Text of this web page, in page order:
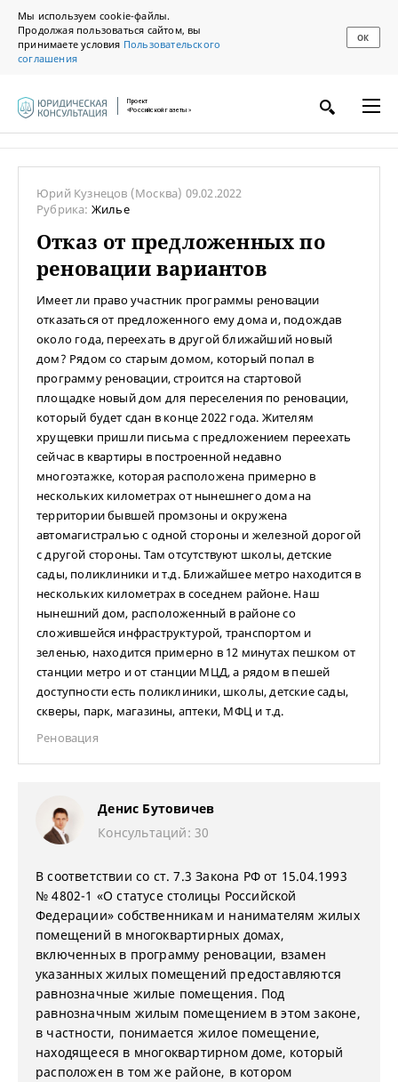
Мы используем cookie-файлы.
Продолжая пользоваться сайтом, вы
принимаете условия Пользовательского
соглашения
ОК
Проект
«Российской газеты»
Юрий Кузнецов (Москва) 09.02.2022
Рубрика: Жилье
Отказ от предложенных по
реновации вариантов
Имеет ли право участник программы реновации
отказаться от предложенного ему дома и, подождав
около года, переехать в другой ближайший новый
дом? Рядом со старым домом, который попал в
программу реновации, строится на стартовой
площадке новый дом для переселения по реновации,
который будет сдан в конце 2022 года. Жителям
хрущевки пришли письма с предложением переехать
сейчас в квартиры в построенной недавно
многоэтажке, которая расположена примерно в
нескольких километрах от нынешнего дома на
территории бывшей промзоны и окружена
автомагистралью с одной стороны и железной дорогой
с другой стороны. Там отсутствуют школы, детские
сады, поликлиники и т.д. Ближайшее метро находится в
нескольких километрах в соседнем районе. Наш
нынешний дом, расположенный в районе со
сложившейся инфраструктурой, транспортом и
зеленью, находится примерно в 12 минутах пешком от
станции метро и от станции МЦД, а рядом в пешей
доступности есть поликлиники, школы, детские сады,
скверы, парк, магазины, аптеки, МФЦ и т.д.
Реновация
Денис Бутовичев
Консультаций: 30
В соответствии со ст. 7.3 Закона РФ от 15.04.1993
№ 4802-1 «О статусе столицы Российской
Федерации» собственникам и нанимателям жилых
помещений в многоквартирных домах,
включенных в программу реновации, взамен
указанных жилых помещений предоставляются
равнозначные жилые помещения. Под
равнозначным жилым помещением в этом законе,
в частности, понимается жилое помещение,
находящееся в многоквартирном доме, который
расположен в том же районе, в котором